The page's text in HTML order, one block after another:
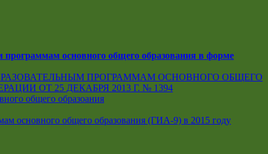
программам основного общего образования в форме
ПРОГРАММАМ ОСНОВНОГО ОБЩЕГО
ОТ 25 ДЕКАБРЯ 2013 Г. № 1394
общего образоания
основного общего образования (ГИА-9) в 2015 году